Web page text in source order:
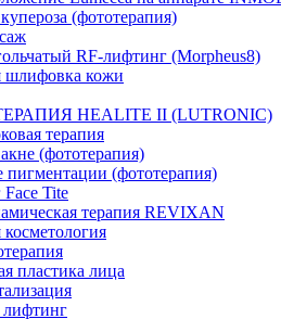
(фототерапия)
RF-лифтинг (Morpheus8)
шлифовка кожи
HEALITE II (LUTRONIC)
терапия
(фототерапия)
пигментации (фототерапия)
Tite
терапия REVIXAN
пластика лица